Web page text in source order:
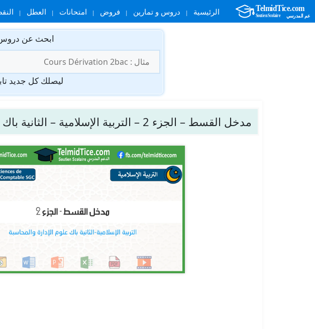
الرئيسية دروس و تمارين فروض امتحانات العطل
ابحث عن دروس
عن:
ليصلك كل جديد
مدخل القسط – الجزء 2 – التربية الإسلامية – الثانية باك علوم الإدارة والمحاسبة